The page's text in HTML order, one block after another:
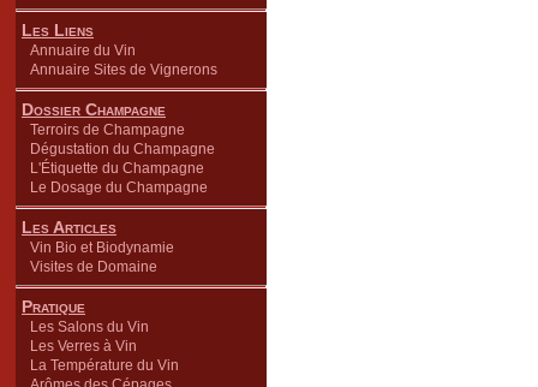
Les Liens
Annuaire du Vin
Annuaire Sites de Vignerons
Dossier Champagne
Terroirs de Champagne
Dégustation du Champagne
L'Étiquette du Champagne
Le Dosage du Champagne
Les Articles
Vin Bio et Biodynamie
Visites de Domaine
Pratique
Les Salons du Vin
Les Verres à Vin
La Température du Vin